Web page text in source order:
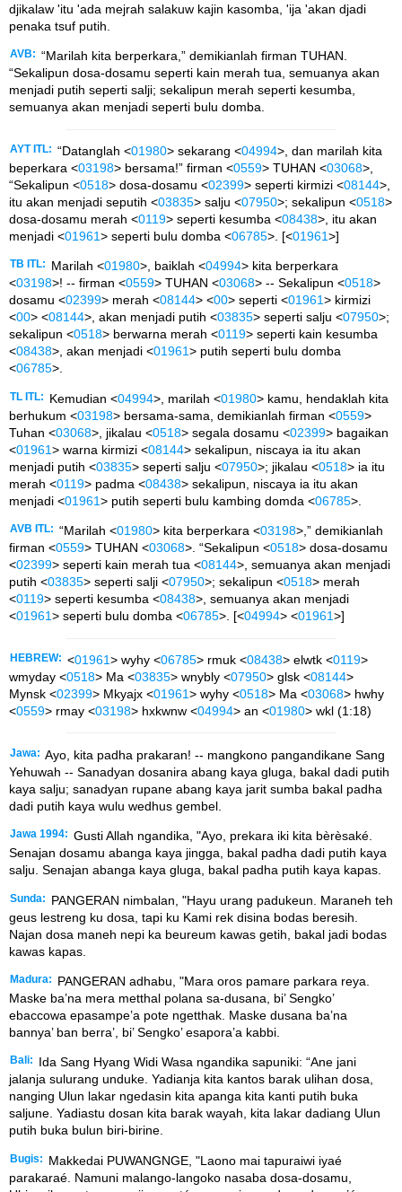
djikalaw 'itu 'ada mejrah salakuw kajin kasomba, 'ija 'akan djadi
penaka tsuf putih.
AVB: “Marilah kita berperkara,” demikianlah firman TUHAN.
“Sekalipun dosa-dosamu seperti kain merah tua, semuanya akan
menjadi putih seperti salji; sekalipun merah seperti kesumba,
semuanya akan menjadi seperti bulu domba.
AYT ITL: “Datanglah <01980> sekarang <04994>, dan marilah kita
beperkara <03198> bersama!” firman <0559> TUHAN <03068>,
“Sekalipun <0518> dosa-dosamu <02399> seperti kirmizi <08144>,
itu akan menjadi seputih <03835> salju <07950>; sekalipun <0518>
dosa-dosamu merah <0119> seperti kesumba <08438>, itu akan
menjadi <01961> seperti bulu domba <06785>. [<01961>]
TB ITL: Marilah <01980>, baiklah <04994> kita berperkara
<03198>! -- firman <0559> TUHAN <03068> -- Sekalipun <0518>
dosamu <02399> merah <08144> <00> seperti <01961> kirmizi
<00> <08144>, akan menjadi putih <03835> seperti salju <07950>;
sekalipun <0518> berwarna merah <0119> seperti kain kesumba
<08438>, akan menjadi <01961> putih seperti bulu domba
<06785>.
TL ITL: Kemudian <04994>, marilah <01980> kamu, hendaklah kita
berhukum <03198> bersama-sama, demikianlah firman <0559>
Tuhan <03068>, jikalau <0518> segala dosamu <02399> bagaikan
<01961> warna kirmizi <08144> sekalipun, niscaya ia itu akan
menjadi putih <03835> seperti salju <07950>; jikalau <0518> ia itu
merah <0119> padma <08438> sekalipun, niscaya ia itu akan
menjadi <01961> putih seperti bulu kambing domda <06785>.
AVB ITL: “Marilah <01980> kita berperkara <03198>,” demikianlah
firman <0559> TUHAN <03068>. “Sekalipun <0518> dosa-dosamu
<02399> seperti kain merah tua <08144>, semuanya akan menjadi
putih <03835> seperti salji <07950>; sekalipun <0518> merah
<0119> seperti kesumba <08438>, semuanya akan menjadi
<01961> seperti bulu domba <06785>. [<04994> <01961>]
HEBREW: <01961> wyhy <06785> rmuk <08438> elwtk <0119>
wmyday <0518> Ma <03835> wnybly <07950> glsk <08144>
Mynsk <02399> Mkyajx <01961> wyhy <0518> Ma <03068> hwhy
<0559> rmay <03198> hxkwnw <04994> an <01980> wkl (1:18)
Jawa: Ayo, kita padha prakaran! -- mangkono pangandikane Sang
Yehuwah -- Sanadyan dosanira abang kaya gluga, bakal dadi putih
kaya salju; sanadyan rupane abang kaya jarit sumba bakal padha
dadi putih kaya wulu wedhus gembel.
Jawa 1994: Gusti Allah ngandika, "Ayo, prekara iki kita bèrèsaké.
Senajan dosamu abanga kaya jingga, bakal padha dadi putih kaya
salju. Senajan abanga kaya gluga, bakal padha putih kaya kapas.
Sunda:
PANGERAN nimbalan, "Hayu urang padukeun. Maraneh teh
geus lestreng ku dosa, tapi ku Kami rek disina bodas beresih.
Najan dosa maneh nepi ka beureum kawas getih, bakal jadi bodas
kawas kapas.
Madura:
PANGERAN adhabu, "Mara oros pamare parkara reya.
Maske ba’na mera metthal polana sa-dusana, bi’ Sengko’
ebaccowa epasampe’a pote ngetthak. Maske dusana ba’na
bannya’ ban berra’, bi’ Sengko’ esapora’a kabbi.
Bali:
Ida Sang Hyang Widi Wasa ngandika sapuniki: “Ane jani
jalanja sulurang unduke. Yadianja kita kantos barak ulihan dosa,
nanging Ulun lakar ngedasin kita apanga kita kanti putih buka
saljune. Yadiastu dosan kita barak wayah, kita lakar dadiang Ulun
putih buka bulun biri-birine.
Bugis:
Makkedai PUWANGNGE, "Laono mai tapuraiwi iyaé
parakaraé. Namuni malango-langoko nasaba dosa-dosamu,